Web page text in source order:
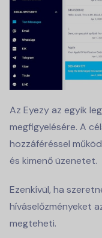
Az Eyezy az egyik
megfigyelésére. A
hozzáféréssel
és kimenő üzenetet.
Ezenkívül, ha
híváselőzményeket
megteheti.